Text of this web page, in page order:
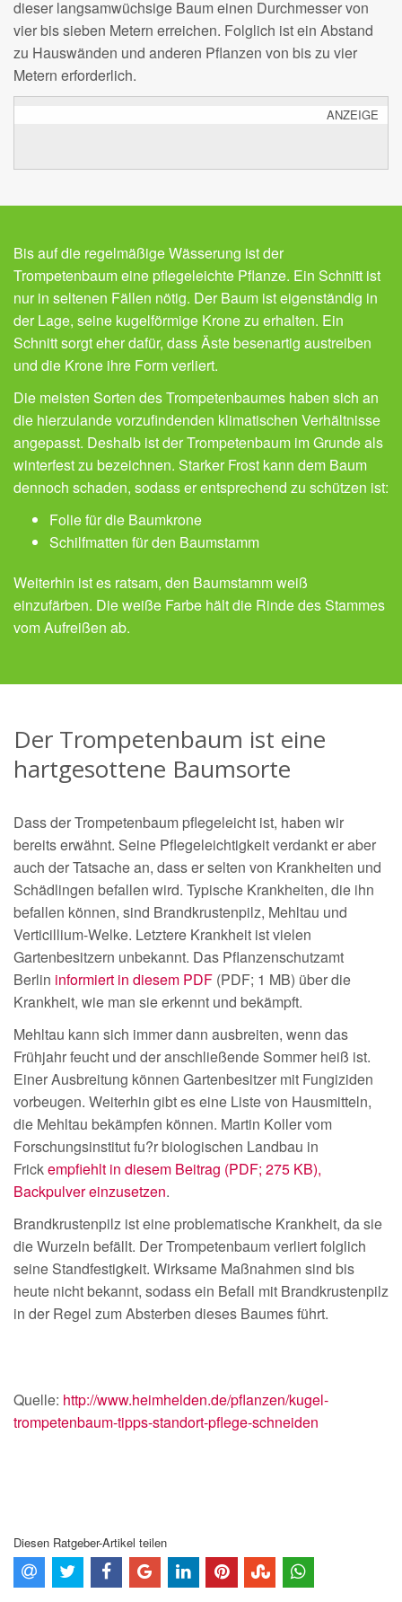
dieser langsamwüchsige Baum einen Durchmesser von
vier bis sieben Metern erreichen. Folglich ist ein Abstand
zu Hauswänden und anderen Pflanzen von bis zu vier
Metern erforderlich.
ANZEIGE
Bis auf die regelmäßige Wässerung ist der
Trompetenbaum eine pflegeleichte Pflanze. Ein Schnitt ist
nur in seltenen Fällen nötig. Der Baum ist eigenständig in
der Lage, seine kugelförmige Krone zu erhalten. Ein
Schnitt sorgt eher dafür, dass Äste besenartig austreiben
und die Krone ihre Form verliert.
Die meisten Sorten des Trompetenbaumes haben sich an
die hierzulande vorzufindenden klimatischen Verhältnisse
angepasst. Deshalb ist der Trompetenbaum im Grunde als
winterfest zu bezeichnen. Starker Frost kann dem Baum
dennoch schaden, sodass er entsprechend zu schützen ist:
Folie für die Baumkrone
Schilfmatten für den Baumstamm
Weiterhin ist es ratsam, den Baumstamm weiß
einzufärben. Die weiße Farbe hält die Rinde des Stammes
vom Aufreißen ab.
Der Trompetenbaum ist eine
hartgesottene Baumsorte
Dass der Trompetenbaum pflegeleicht ist, haben wir
bereits erwähnt. Seine Pflegeleichtigkeit verdankt er aber
auch der Tatsache an, dass er selten von Krankheiten und
Schädlingen befallen wird. Typische Krankheiten, die ihn
befallen können, sind Brandkrustenpilz, Mehltau und
Verticillium-Welke. Letztere Krankheit ist vielen
Gartenbesitzern unbekannt. Das Pflanzenschutzamt
Berlin informiert in diesem PDF (PDF; 1 MB) über die
Krankheit, wie man sie erkennt und bekämpft.
Mehltau kann sich immer dann ausbreiten, wenn das
Frühjahr feucht und der anschließende Sommer heiß ist.
Einer Ausbreitung können Gartenbesitzer mit Fungiziden
vorbeugen. Weiterhin gibt es eine Liste von Hausmitteln,
die Mehltau bekämpfen können. Martin Koller vom
Forschungsinstitut fu?r biologischen Landbau in
Frickempfiehlt in diesem Beitrag (PDF; 275 KB),
Backpulver einzusetzen.
Brandkrustenpilz ist eine problematische Krankheit, da sie
die Wurzeln befällt. Der Trompetenbaum verliert folglich
seine Standfestigkeit. Wirksame Maßnahmen sind bis
heute nicht bekannt, sodass ein Befall mit Brandkrustenpilz
in der Regel zum Absterben dieses Baumes führt.
Quelle: http://www.heimhelden.de/pflanzen/kugel-
trompetenbaum-tipps-standort-pflege-schneiden
Diesen Ratgeber-Artikel teilen